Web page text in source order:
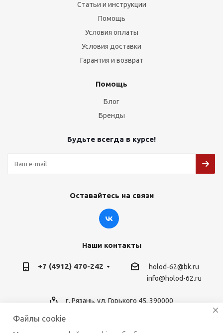
Статьи и инструкции
Помощь
Условия оплаты
Условия доставки
Гарантия и возврат
Помощь
Блог
Бренды
Будьте всегда в курсе!
Оставайтесь на связи
Наши контакты
+7 (4912) 470-242
holod-62@bk.ru
info@holod-62.ru
г. Рязань, ул. Горького 45, 390000
Файлы cookie